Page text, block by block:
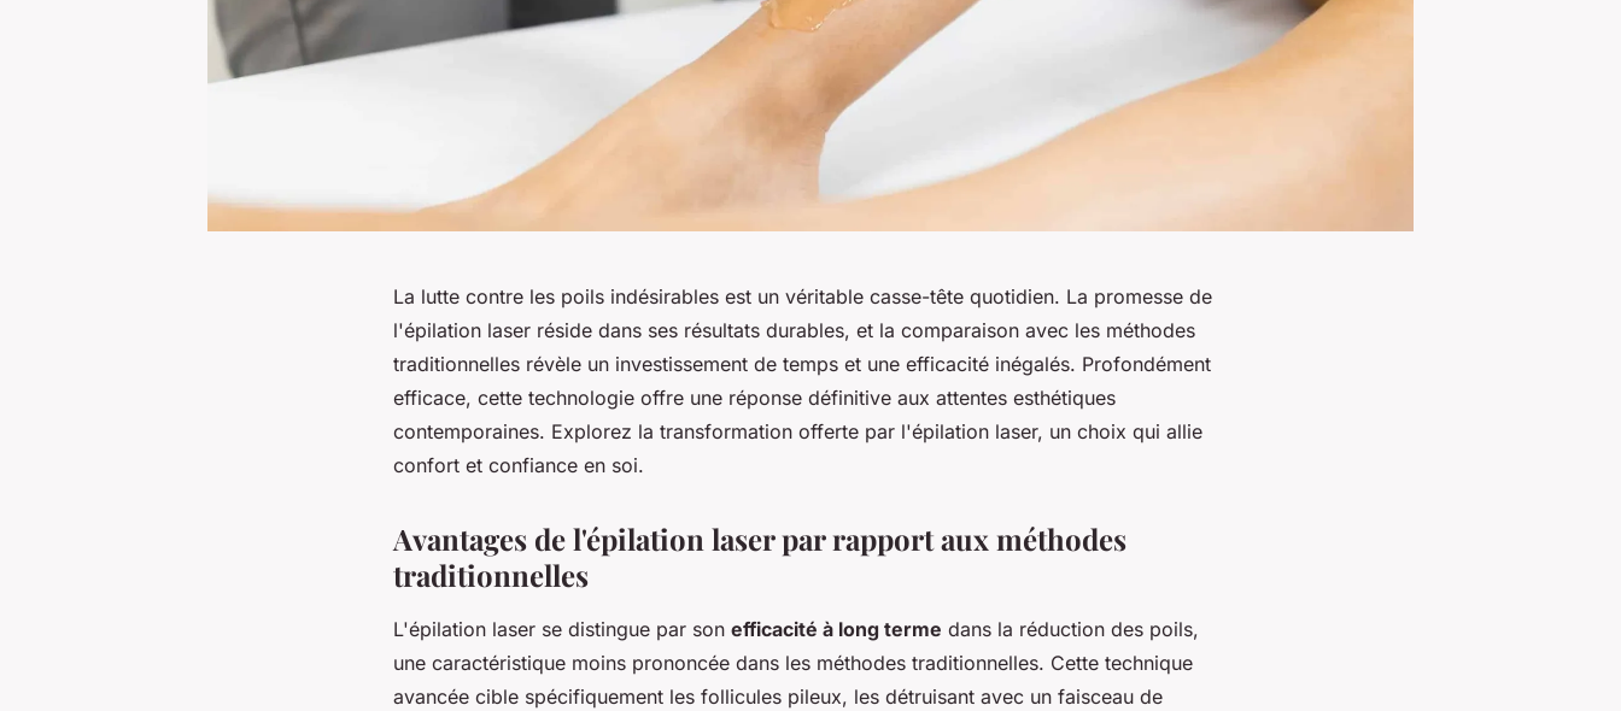
La lutte contre les poils indésirables est un véritable casse-tête quotidien. La promesse de
l'épilation laser réside dans ses résultats durables, et la comparaison avec les méthodes
traditionnelles révèle un investissement de temps et une efficacité inégalés. Profondément
efficace, cette technologie offre une réponse définitive aux attentes esthétiques
contemporaines. Explorez la transformation offerte par l'épilation laser, un choix qui allie
confort et confiance en soi.
Avantages de l'épilation laser par rapport aux méthodes
traditionnelles
L'épilation laser se distingue par son efficacité à long terme dans la réduction des poils,
une caractéristique moins prononcée dans les méthodes traditionnelles. Cette technique
avancée cible spécifiquement les follicules pileux, les détruisant avec un faisceau de